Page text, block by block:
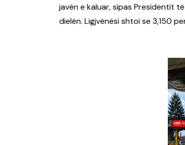
javën e kaluar, sipas Presidentit
dielën. Ligjvënësi shtoi se 3,150